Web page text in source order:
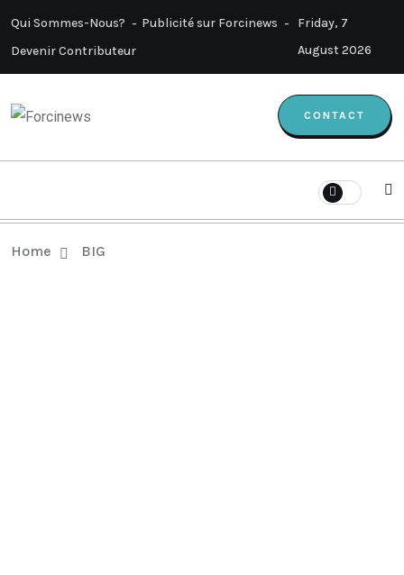
Qui Sommes-Nous?
Publicité sur Forcinews
Devenir Contributeur
Friday, 7
August 2026
CONTACT
Home BIG